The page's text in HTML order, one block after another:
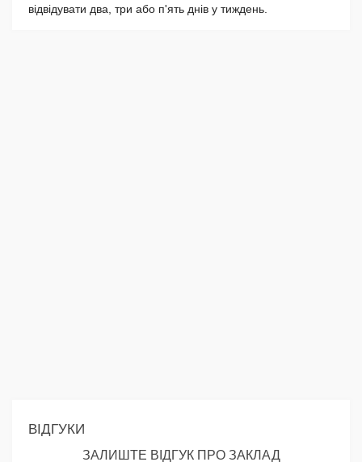
відвідувати два, три або п'ять днів у тиждень.
ВІДГУКИ
ЗАЛИШТЕ ВІДГУК ПРО ЗАКЛАД